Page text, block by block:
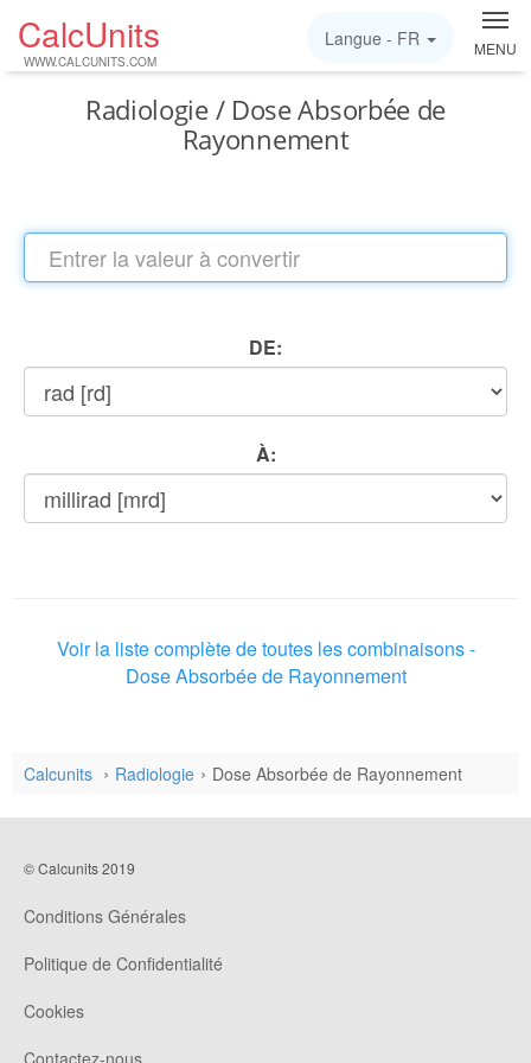
CalcUnits
WWW.CALCUNITS.COM
MENU
Langue - FR
Radiologie / Dose Absorbée de
Rayonnement
DE:
À:
Voir la liste complète de toutes les combinaisons -
Dose Absorbée de Rayonnement
Calcunits Radiologie Dose Absorbée de Rayonnement
© Calcunits 2019
Conditions Générales
Politique de Confidentialité
Cookies
Contactez-nous